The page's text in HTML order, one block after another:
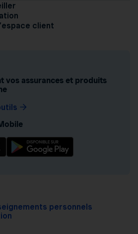
client
vos assurances et produits
personnels